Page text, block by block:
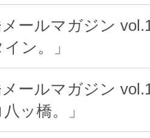
ールマガジン
ン。」
ールマガジン
ッ橋。」